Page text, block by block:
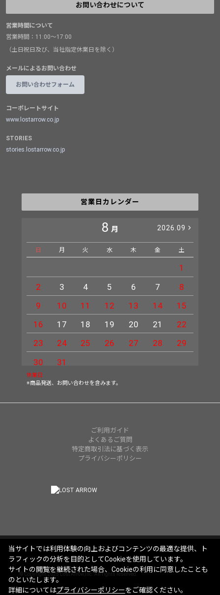
お問い合わせについて
営業時間について
営業時間：11:00～17:00
（土日祝日及び、当社指定休業日を除く）
メールによるお問い合わせ
お問い合わせフォーム
コーポレートサイト
www.lostarrow.co.jp
STORIES
stories.lostarrow.co.jp
営業日カレンダー
8 月 2026.09
日 月 火 水 木 金 土
1
2
3 4 5 6 7
8
9
10 11 12 13 14
15
16
17 18 19 20 21
22
23
24 25 26 27 28
29
30
31
休業日
※商品発送、お問い合わせを含みます。
ご利用ガイド
よくあるご質問
特定商取引法に基づく表示
プライバシーポリシー
© Copyright 2025 Lost Arrow,Inc. All rights reserved.
当サイトでは利用体験の向上およびコンテンツの最適な提供、ト
ラフィックの分析を目的としてCookieを使用しています。
サイトの閲覧を継続された場合、Cookieの利用に同意したことも
のといたします。
詳細についてはプライバシーポリシーをご確認ください。